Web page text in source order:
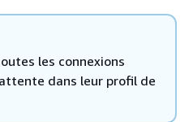
les connexions
dans leur profil de